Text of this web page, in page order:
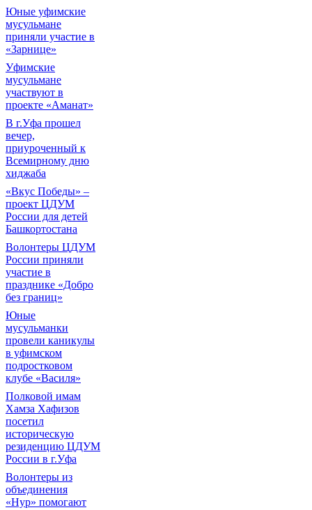
Юные уфимские
мусульмане
приняли участие в
«Зарнице»
Уфимские
мусульмане
участвуют в
проекте «Аманат»
В г.Уфа прошел
вечер,
приуроченный к
Всемирному дню
хиджаба
«Вкус Победы» –
проект ЦДУМ
России для детей
Башкортостана
Волонтеры ЦДУМ
России приняли
участие в
празднике «Добро
без границ»
Юные
мусульманки
провели каникулы
в уфимском
подростковом
клубе «Василя»
Полковой имам
Хамза Хафизов
посетил
историческую
резиденцию ЦДУМ
России в г.Уфа
Волонтеры из
объединения
«Нур» помогают